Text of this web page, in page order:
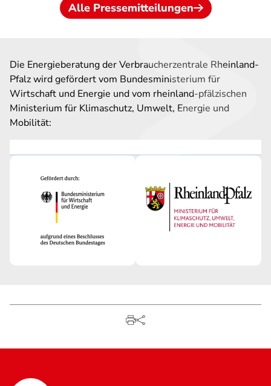
Alle Pressemitteilungen
Die Energieberatung der Verbraucherzentrale Rheinland-
Pfalz wird gefördert vom Bundesministerium für
Wirtschaft und Energie und vom rheinland-pfälzischen
Ministerium für Klimaschutz, Umwelt, Energie und
Mobilität: